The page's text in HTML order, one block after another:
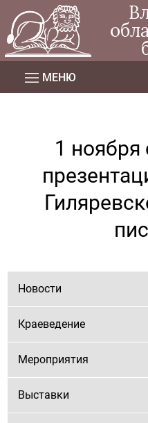
МЕНЮ
1 ноября
Новости
Краеведение
Мероприятия
Выставки